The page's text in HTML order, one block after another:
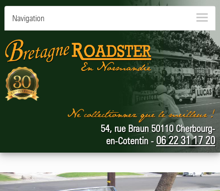
Navigation
54, rue Braun 50110 Cherbourg-
en-Cotentin - 06 22 31 17 20